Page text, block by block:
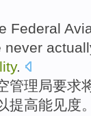
Federal
never
.
管理局要求
提高能见度